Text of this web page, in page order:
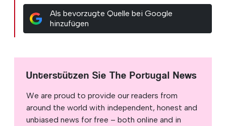
Als bevorzugte Quelle bei Google
hinzufügen
Unterstützen Sie The Portugal News
We are proud to provide our readers from
around the world with independent, honest and
unbiased news for free – both online and in